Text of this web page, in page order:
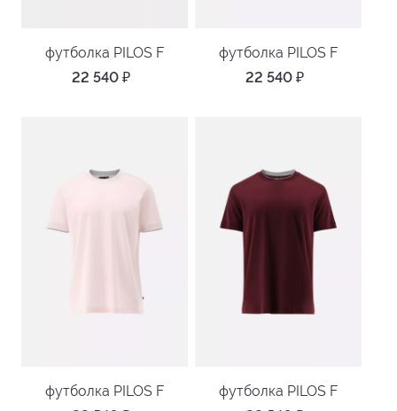
футболка PILOS F
22 540 ₽
футболка PILOS F
22 540 ₽
футболка PILOS F
футболка PILOS F